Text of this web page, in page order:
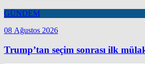
GÜNDEM
08 Ağustos 2026
Trump’tan seçim sonrası ilk